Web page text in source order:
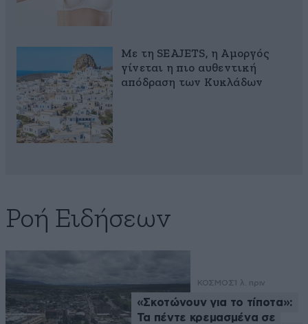
Με τη SEAJETS, η Αμοργός
γίνεται η πιο αυθεντική
απόδραση των Κυκλάδων
Ροή Ειδήσεων
ΚΟΣΜΟΣ 1 λ. πριν
«Σκοτώνουν για το τίποτα»:
Τα πέντε κρεμασμένα σε